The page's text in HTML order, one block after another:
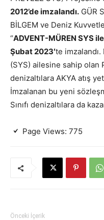
2012’de imzalandı. GÜR
BİLGEM ve Deniz
“ADVENT-MÜREN SYS
Şubat 2023′te
(SYS) ailesine sahip olan
denizaltılara AKYA atış
İmzalanan bu yeni
Sınıfı denizaltılara da
Page Views: 775
Önceki İçerik